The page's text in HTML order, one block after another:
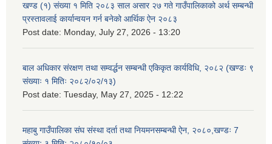
खण्ड (१) संख्या १ मिति २०८३ साल असार २७ गते गाउँपालिकाको अर्थ सम्बन्धी
प्रस्तावलाई कार्यान्वयन गर्न बनेको आर्थिक ऐन २०८३
Post date: Monday, July 27, 2026 - 13:20
बाल अधिकार संरक्षण तथा सम्वर्द्धन सम्बन्धी एकिकृत कार्यविधि, २०८२ (खण्डः ९
संख्याः १ मितिः २०८२/०२/१३)
Post date: Tuesday, May 27, 2025 - 12:22
महाबु गाउँपालिका संघ संस्था दर्ता तथा नियमनसम्बन्धी ऐन, २०८०,खण्डः 7